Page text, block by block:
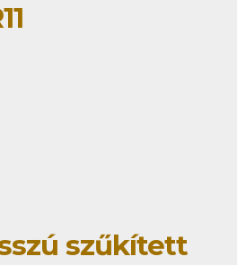
szűkített